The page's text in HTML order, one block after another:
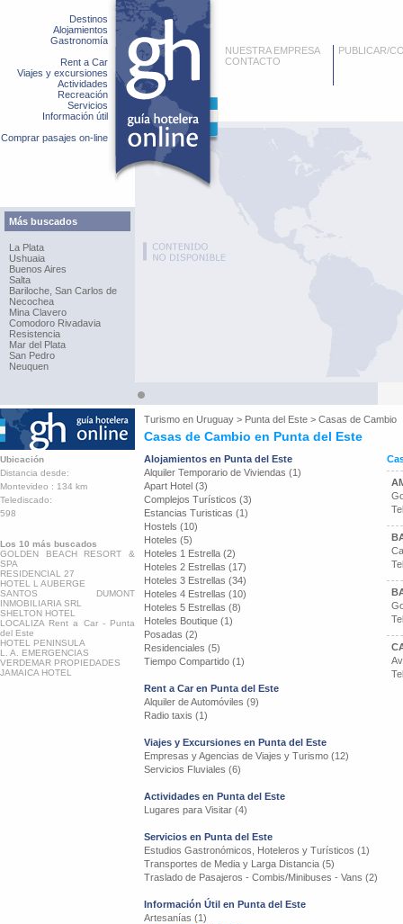
Destinos
Alojamientos
Gastronomía
Rent a Car
Viajes y excursiones
Actividades
Recreación
Servicios
Información útil
Comprar pasajes on-line
Más buscados
La Plata
Ushuaia
Buenos Aires
Salta
Bariloche, San Carlos de
Necochea
Mina Clavero
Comodoro Rivadavia
Resistencia
Mar del Plata
San Pedro
Neuquen
NUESTRA EMPRESA
CONTACTO
PUBLICAR/
Turismo en Uruguay > Punta del Este > Casas de Cambio
Casas de Cambio en Punta del Este
Ubicación
Distancia desde:
Montevideo : 134 km
Telediscado:
598
Los 10 más buscados
GOLDEN BEACH RESORT &
SPA
RESIDENCIAL 27
HOTEL L AUBERGE
SANTOS DUMONT
INMOBILIARIA SRL
SHELTON HOTEL
LOCALIZA Rent a Car - Punta
del Este
HOTEL PENINSULA
L. A. EMERGENCIAS
VERDEMAR PROPIEDADES
JAMAICA HOTEL
Alojamientos en Punta del Este
Alquiler Temporario de Viviendas (1)
Apart Hotel (3)
Complejos Turísticos (3)
Estancias Turisticas (1)
Hostels (10)
Hoteles (5)
Hoteles 1 Estrella (2)
Hoteles 2 Estrellas (17)
Hoteles 3 Estrellas (34)
Hoteles 4 Estrellas (10)
Hoteles 5 Estrellas (8)
Hoteles Boutique (1)
Posadas (2)
Residenciales (5)
Tiempo Compartido (1)
Rent a Car en Punta del Este
Alquiler de Automóviles (9)
Radio taxis (1)
Viajes y Excursiones en Punta del Este
Empresas y Agencias de Viajes y Turismo (12)
Servicios Fluviales (6)
Actividades en Punta del Este
Lugares para Visitar (4)
Servicios en Punta del Este
Estudios Gastronómicos, Hoteleros y Turísticos (1)
Transportes de Media y Larga Distancia (5)
Traslado de Pasajeros - Combis/Minibuses - Vans (2)
Información Útil en Punta del Este
Artesanías (1)